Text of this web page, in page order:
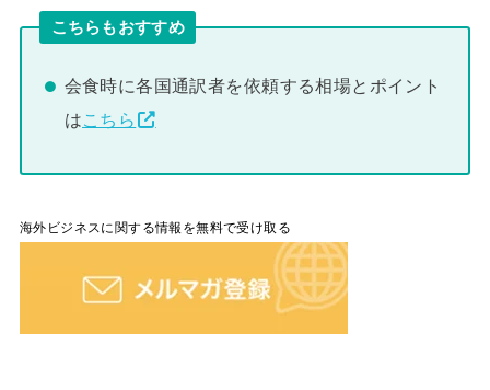
こちらもおすすめ
会食時に各国通訳者を依頼する相場とポイント
は こちら
海外ビジネスに関する情報を無料で受け取る